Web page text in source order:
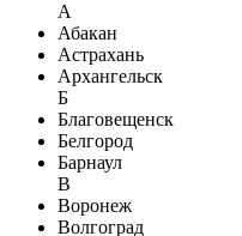
А
Абакан
Астрахань
Архангельск
Б
Благовещенск
Белгород
Барнаул
В
Воронеж
Волгоград